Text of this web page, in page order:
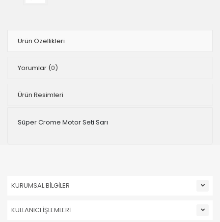
Ürün Özellikleri
Yorumlar (0)
Ürün Resimleri
Süper Crome Motor Seti Sarı
KURUMSAL BİLGİLER
KULLANICI İŞLEMLERİ